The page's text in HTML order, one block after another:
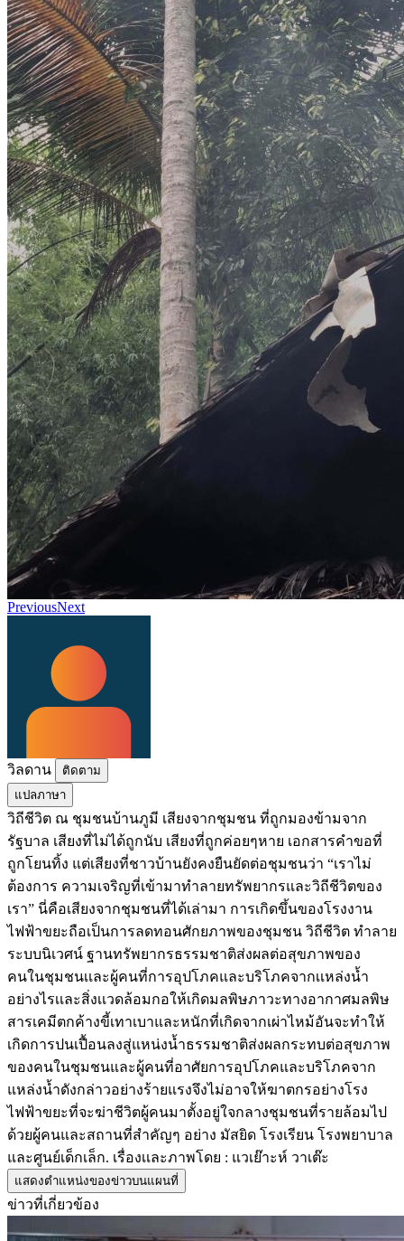
PreviousNext
วิลดาน
ติดตาม
แปลภาษา
วิถีชีวิต ณ ชุมชนบ้านภูมี เสียงจากชุมชน ที่ถูกมองข้ามจาก
รัฐบาล เสียงที่ไม่ได้ถูกนับ เสียงที่ถูกค่อยๆหาย เอกสารคำขอที่
ถูกโยนทิ้ง แต่เสียงที่ชาวบ้านยังคงยืนยัดต่อชุมชนว่า “เราไม่
ต้องการ ความเจริญที่เข้ามาทำลายทรัพยากรและวิถีชีวิตของ
เรา” นี่คือเสียงจากชุมชนที่ได้เล่ามา การเกิดขึ้นของโรงงาน
ไฟฟ้าขยะถือเป็นการลดทอนศักยภาพของชุมชน วิถีชีวิต ทำลาย
ระบบนิเวศน์ ฐานทรัพยากรธรรมชาติส่งผลต่อสุขภาพของ
คนในชุมชนเเละผู้คนที่การอุปโภคและบริโภคจากเเหล่งน้ำ
อย่างไรเเละสิ่งเเวดล้อมกอให้เกิดมลพิษภาวะทางอากาศมลพิษ
สารเคมีตกค้างขี้เทาเบาและหนักที่เกิดจากเผ่าไหม้อันจะทำให้
เกิดการปนเปื้อนลงสู่แหน่งน้ำธรรมชาติส่งผลกระทบต่อสุขภาพ
ของคนในชุมชนและผู้คนที่อาศัยการอุปโภคและบริโภคจาก
แหล่งน้ำดังกล่าวอย่างร้ายแรงจึงไม่อาจให้ฆาตกรอย่างโรง
ไฟฟ้าขยะที่จะฆ่าชีวิตผู้คนมาตั้งอยู่ใจกลางชุมชนที่รายล้อมไป
ด้วยผู้คนและสถานที่สำคัญๆ อย่าง มัสยิด โรงเรียน โรงพยาบาล
และศูนย์เด็กเล็ก. เรื่องเเละภาพโดย : แวเย๊าะห์ วาเต๊ะ
แสดงตำแหน่งของข่าวบนแผนที่
ข่าวที่เกี่ยวข้อง